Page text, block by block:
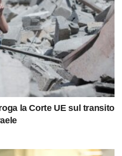
la Corte UE sul transito